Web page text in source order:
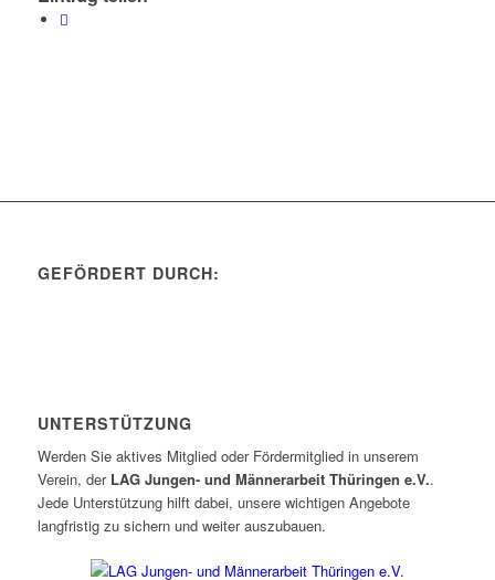
GEFÖRDERT DURCH:
UNTERSTÜTZUNG
Werden Sie aktives Mitglied oder Fördermitglied in unserem
Verein, der LAG Jungen- und Männerarbeit Thüringen e.V..
Jede Unterstützung hilft dabei, unsere wichtigen Angebote
langfristig zu sichern und weiter auszubauen.